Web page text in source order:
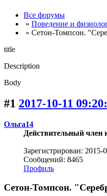
Все форумы
» Поведение и
» Сетон-Томпсон.
title
Description
Body
#1 2017-10-11
Ольга14
Действительный член
Зарегистрирован: 2015-
Сообщений: 8465
Профиль
Сетон-Томпсон.